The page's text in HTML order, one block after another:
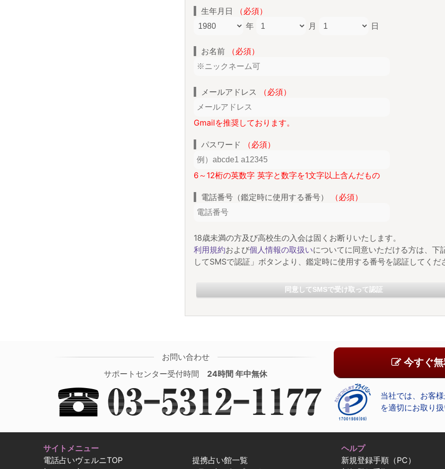
生年月日
（必須）
年
月 日
お名前 （必須）
メールアドレス （必須）
Gmailを推奨しております。
パスワード （必須）
6～12桁の英数字 英字と数字を1文字以上含んだもの
電話番号（鑑定時に使用する番号） （必須）
18歳未満の方及び高校生の入会は固くお断りいたします。
利用規約および個人情報の取扱いについてに同意いただける方は、下
してSMSで認証」ボタンより、鑑定時に使用する番号を認証してくだ
同意してSMSで受け取って認証
お問い合わせ
サポートセンター受付時間 24時間 年中無休
今すぐ無
当社では、お客
を適切にお取り
サイトメニュー
電話占いヴェルニTOP
提携占い館一覧
ヘルプ
新規登録手順（PC）